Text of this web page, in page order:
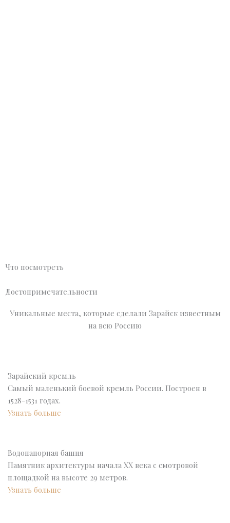
Что посмотреть
Достопримечательности
Уникальные места, которые сделали Зарайск известным
на всю Россию
Зарайский кремль
Самый маленький боевой кремль России. Построен в
1528-1531 годах.
Узнать больше
Водонапорная башня
Памятник архитектуры начала XX века с смотровой
площадкой на высоте 29 метров.
Узнать больше